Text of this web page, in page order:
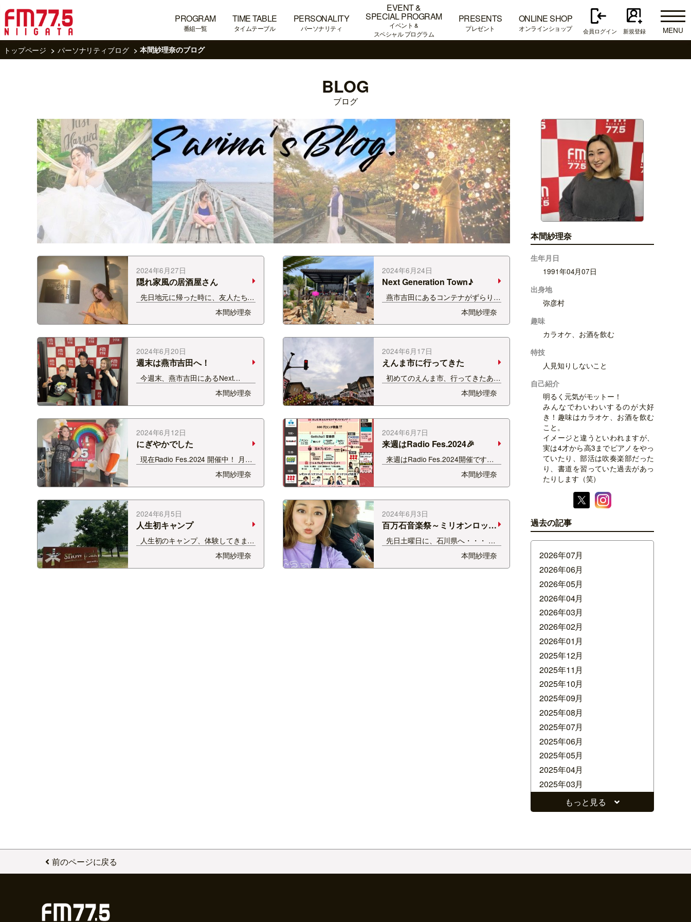
PROGRAM
番組一覧
TIME TABLE
タイムテーブル
PERSONALITY
パーソナリティ
EVENT &
SPECIAL PROGRAM
イベント &
スペシャル プログラム
PRESENTS
プレゼント
ONLINE SHOP
オンラインショップ 会員ログイン 新規登録
MENU
トップページ
パーソナリティブログ 本間紗理奈のブログ
BLOG
ブログ
2024年6月27日
隠れ家風の居酒屋さん
先日地元に帰った時に、友人たちと
行った居酒屋さん。 隠れ家風の、
「おいしん房なお」さん！ 行った
ことなかったんですがすんごくよか
ったのよー！！！ &n…
本間紗理奈
2024年6月24日
Next Generation Town♪
燕市吉田にあるコンテナがずらりと
並ぶアメリカンな場所、 Next
Generation Townがオープン一周年
を迎えたとのことで、 そのお祝いイ
ベントのMCでお邪魔してきました
ー！ &nbs…
本間紗理奈
2024年6月20日
週末は燕市吉田へ！
今週末、燕市吉田にあるNext
Generation Townにお邪魔します☆
コンテナがたくさん並ぶ、アメリカ
ン風なあの場所です！ 去年できた
んですが、実は以前一度実家に帰っ
たときに寄ってい…
本間紗理奈
2024年6月17日
えんま市に行ってきた
初めてのえんま市、行ってきたあ！
すんごい露店の量、すんごい人の
量・・・ 土曜日に行ったんですが、
本当に大盛り上がりでした！ 400以
上の露店があるんだとか？ 周り切れ
ないってｗ…
本間紗理奈
2024年6月12日
にぎやかでした
現在Radio Fes.2024 開催中！ 月曜
のSOUNDSPLASHは・・・ 久しぶ
りの本間＆関田コンビでお届けしま
した☆ コンビ解消から1年と3か月
ほど？ ただ、日頃よく飲…
本間紗理奈
2024年6月7日
来週はRadio Fes.2024🎉
来週はRadio Fes.2024開催です！
各番組、プレゼントや楽しい企画盛
りだくさんでお届けします♪ 私は、
SOUNDSPLASH担当ですが、なんだ
か賑やかになりそう・・・！ …
本間紗理奈
2024年6月5日
人生初キャンプ
人生初のキャンプ、体験してきまし
た。 知り合いにキャンパーがいて、
お誘いいただいたので、 せっかくだ
しと思っておんぶにだっこで(笑) な
本間紗理奈
2024年6月3日
百万石音楽祭～ミリオンロック
フェス～
先日土曜日に、石川県へ・・・ 理
由は！ミリオンロック！ 清野さん
運転で🚗 最後にミリオンに行ったの
は5年前でした。（その時も清野さん
本間紗理奈
本間紗理奈
生年月日
1991年04月07日
出身地
弥彦村
趣味
カラオケ、お酒を飲む
特技
人見知りしないこと
自己紹介
明るく元気がモットー！
みんなでわいわいするのが大好
き！趣味はカラオケ、お酒を飲む
こと。
イメージと違うといわれますが、
実は4才から高3までピアノをやっ
ていたり、部活は吹奏楽部だった
り、書道を習っていた過去があっ
たりします（笑）
過去の記事
2026年07月
2026年06月
2026年05月
2026年04月
2026年03月
2026年02月
2026年01月
2025年12月
2025年11月
2025年10月
2025年09月
2025年08月
2025年07月
2025年06月
2025年05月
2025年04月
2025年03月
2025年02月
2025年01月
もっと見る
前のページに戻る